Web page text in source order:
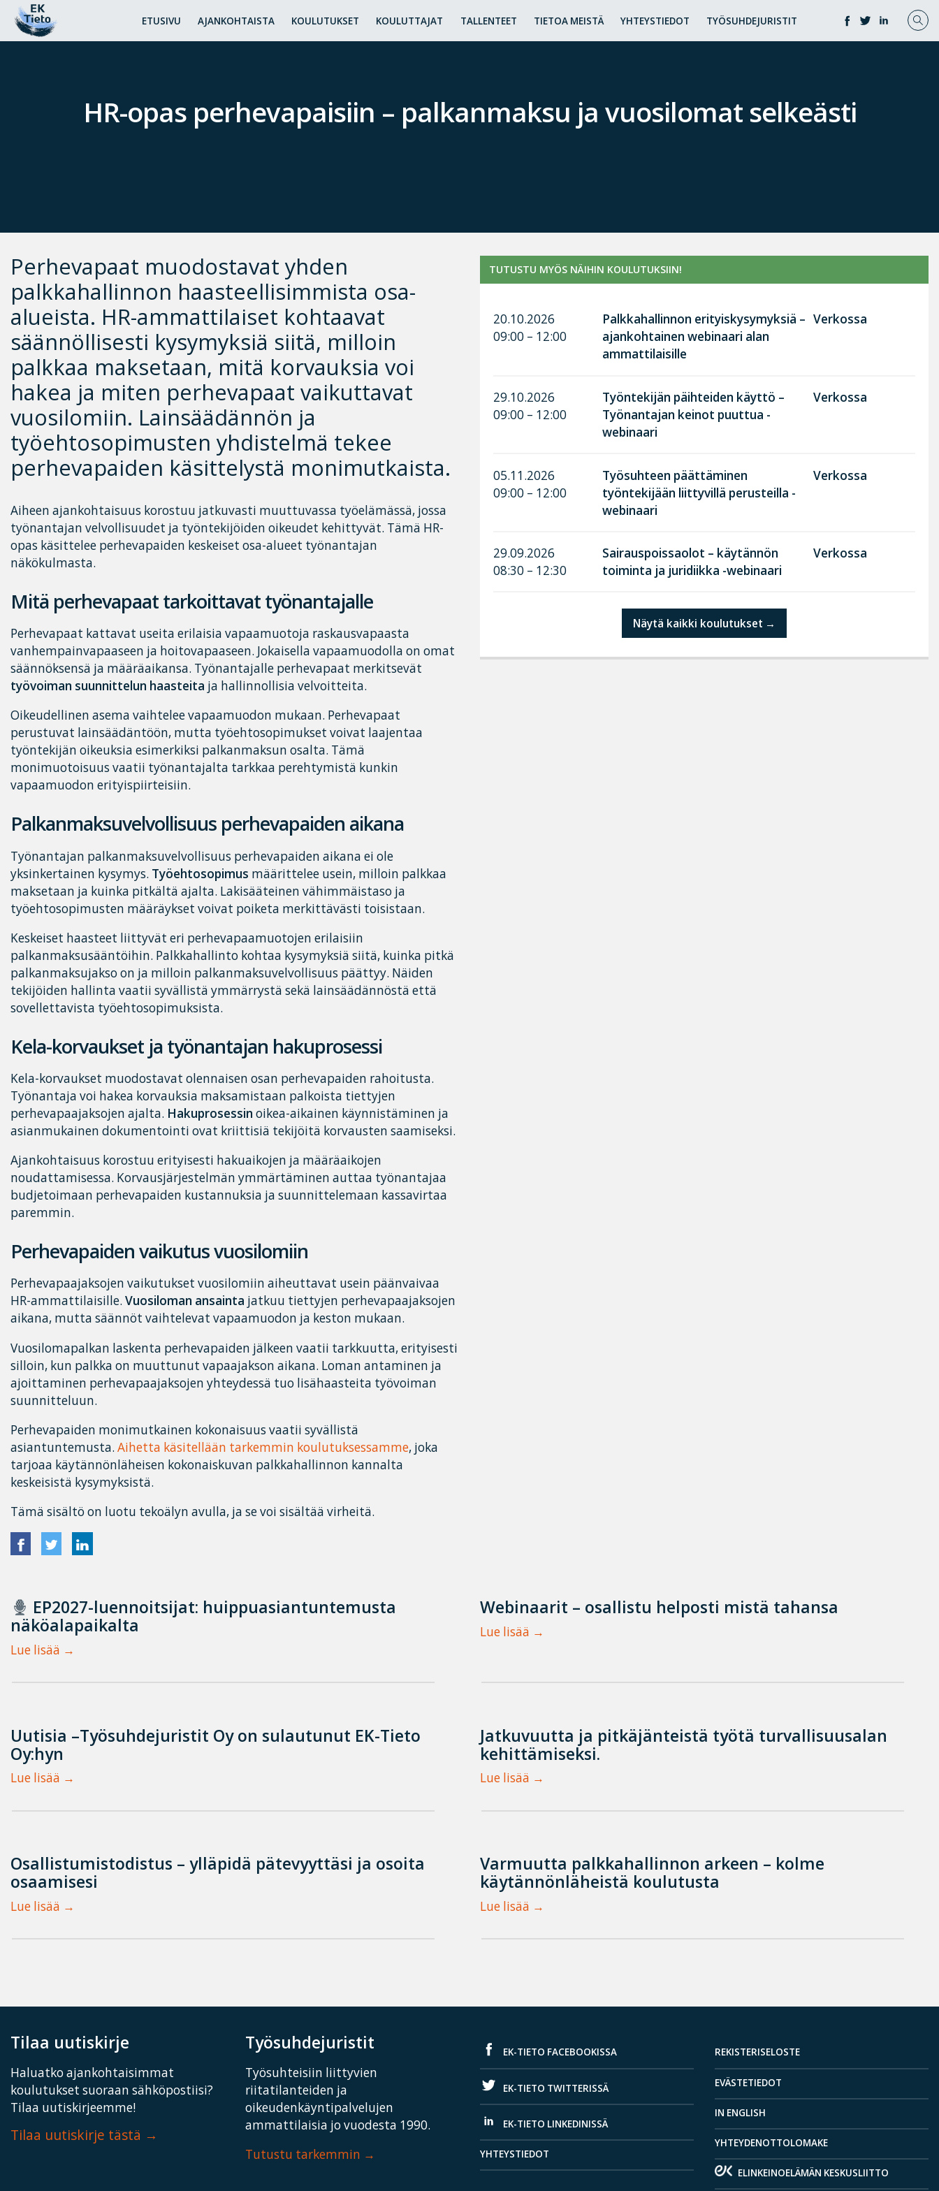
ETUSIVU AJANKOHTAISTA KOULUTUKSET KOULUTTAJAT TALLENTEET TIETOA MEISTÄ YHTEYSTIEDOT TYÖSUHDEJURISTIT
HR-opas perhevapaisiin – palkanmaksu ja vuosilomat selkeästi
Perhevapaat muodostavat yhden
palkkahallinnon haasteellisimmista osa-
alueista. HR-ammattilaiset kohtaavat
säännöllisesti kysymyksiä siitä, milloin
palkkaa maksetaan, mitä korvauksia voi
hakea ja miten perhevapaat vaikuttavat
vuosilomiin. Lainsäädännön ja
työehtosopimusten yhdistelmä tekee
perhevapaiden käsittelystä monimutkaista.
Aiheen ajankohtaisuus korostuu jatkuvasti muuttuvassa työelämässä, jossa
työnantajan velvollisuudet ja työntekijöiden oikeudet kehittyvät. Tämä HR-
opas käsittelee perhevapaiden keskeiset osa-alueet työnantajan
näkökulmasta.
Mitä perhevapaat tarkoittavat työnantajalle
Perhevapaat kattavat useita erilaisia vapaamuotoja raskausvapaasta
vanhempainvapaaseen ja hoitovapaaseen. Jokaisella vapaamuodolla on omat
säännöksensä ja määräaikansa. Työnantajalle perhevapaat merkitsevät
työvoiman suunnittelun haasteita ja hallinnollisia velvoitteita.
Oikeudellinen asema vaihtelee vapaamuodon mukaan. Perhevapaat
perustuvat lainsäädäntöön, mutta työehtosopimukset voivat laajentaa
työntekijän oikeuksia esimerkiksi palkanmaksun osalta. Tämä
monimuotoisuus vaatii työnantajalta tarkkaa perehtymistä kunkin
vapaamuodon erityispiirteisiin.
Palkanmaksuvelvollisuus perhevapaiden aikana
Työnantajan palkanmaksuvelvollisuus perhevapaiden aikana ei ole
yksinkertainen kysymys. Työehtosopimus määrittelee usein, milloin palkkaa
maksetaan ja kuinka pitkältä ajalta. Lakisääteinen vähimmäistaso ja
työehtosopimusten määräykset voivat poiketa merkittävästi toisistaan.
Keskeiset haasteet liittyvät eri perhevapaamuotojen erilaisiin
palkanmaksusääntöihin. Palkkahallinto kohtaa kysymyksiä siitä, kuinka pitkä
palkanmaksujakso on ja milloin palkanmaksuvelvollisuus päättyy. Näiden
tekijöiden hallinta vaatii syvällistä ymmärrystä sekä lainsäädännöstä että
sovellettavista työehtosopimuksista.
Kela-korvaukset ja työnantajan hakuprosessi
Kela-korvaukset muodostavat olennaisen osan perhevapaiden rahoitusta.
Työnantaja voi hakea korvauksia maksamistaan palkoista tiettyjen
perhevapaajaksojen ajalta. Hakuprosessin oikea-aikainen käynnistäminen ja
asianmukainen dokumentointi ovat kriittisiä tekijöitä korvausten saamiseksi.
Ajankohtaisuus korostuu erityisesti hakuaikojen ja määräaikojen
noudattamisessa. Korvausjärjestelmän ymmärtäminen auttaa työnantajaa
budjetoimaan perhevapaiden kustannuksia ja suunnittelemaan kassavirtaa
paremmin.
Perhevapaiden vaikutus vuosilomiin
Perhevapaajaksojen vaikutukset vuosilomiin aiheuttavat usein päänvaivaa
HR-ammattilaisille. Vuosiloman ansainta jatkuu tiettyjen perhevapaajaksojen
aikana, mutta säännöt vaihtelevat vapaamuodon ja keston mukaan.
Vuosilomapalkan laskenta perhevapaiden jälkeen vaatii tarkkuutta, erityisesti
silloin, kun palkka on muuttunut vapaajakson aikana. Loman antaminen ja
ajoittaminen perhevapaajaksojen yhteydessä tuo lisähaasteita työvoiman
suunnitteluun.
Perhevapaiden monimutkainen kokonaisuus vaatii syvällistä
asiantuntemusta. Aihetta käsitellään tarkemmin koulutuksessamme, joka
tarjoaa käytännönläheisen kokonaiskuvan palkkahallinnon kannalta
keskeisistä kysymyksistä.
Tämä sisältö on luotu tekoälyn avulla, ja se voi sisältää virheitä.
TUTUSTU MYÖS NÄIHIN KOULUTUKSIIN!
20.10.2026
09:00 – 12:00
Palkkahallinnon erityiskysymyksiä –
ajankohtainen webinaari alan
ammattilaisille
Verkossa
29.10.2026
09:00 – 12:00
Työntekijän päihteiden käyttö –
Työnantajan keinot puuttua -
webinaari
Verkossa
05.11.2026
09:00 – 12:00
Työsuhteen päättäminen
työntekijään liittyvillä perusteilla -
webinaari
Verkossa
29.09.2026
08:30 – 12:30
Sairauspoissaolot – käytännön
toiminta ja juridiikka -webinaari
Verkossa
Näytä kaikki koulutukset
EP2027-luennoitsijat: huippuasiantuntemusta
näköalapaikalta
Lue lisää
Webinaarit – osallistu helposti mistä tahansa
Lue lisää
Uutisia –Työsuhdejuristit Oy on sulautunut EK-Tieto
Oy:hyn
Lue lisää
Jatkuvuutta ja pitkäjänteistä työtä turvallisuusalan
kehittämiseksi.
Lue lisää
Osallistumistodistus – ylläpidä pätevyyttäsi ja osoita
osaamisesi
Lue lisää
Varmuutta palkkahallinnon arkeen – kolme
käytännönläheistä koulutusta
Lue lisää
Tilaa uutiskirje
Haluatko ajankohtaisimmat
koulutukset suoraan sähköpostiisi?
Tilaa uutiskirjeemme!
Tilaa uutiskirje tästä
Työsuhdejuristit
Työsuhteisiin liittyvien
riitatilanteiden ja
oikeudenkäyntipalvelujen
ammattilaisia jo vuodesta 1990.
Tutustu tarkemmin
EK-TIETO FACEBOOKISSA
EK-TIETO TWITTERISSÄ
EK-TIETO LINKEDINISSÄ
YHTEYSTIEDOT
REKISTERISELOSTE
EVÄSTETIEDOT
IN ENGLISH
YHTEYDENOTTOLOMAKE
ELINKEINOELÄMÄN KESKUSLIITTO